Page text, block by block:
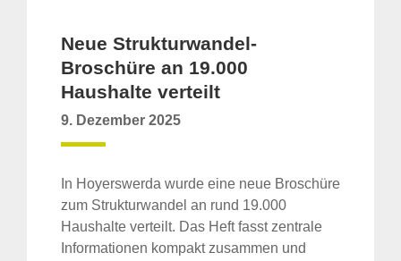
Neue Strukturwandel-
Broschüre an 19.000
Haushalte verteilt
9. Dezember 2025
In Hoyerswerda wurde eine neue Broschüre
zum Strukturwandel an rund 19.000
Haushalte verteilt. Das Heft fasst zentrale
Informationen kompakt zusammen und